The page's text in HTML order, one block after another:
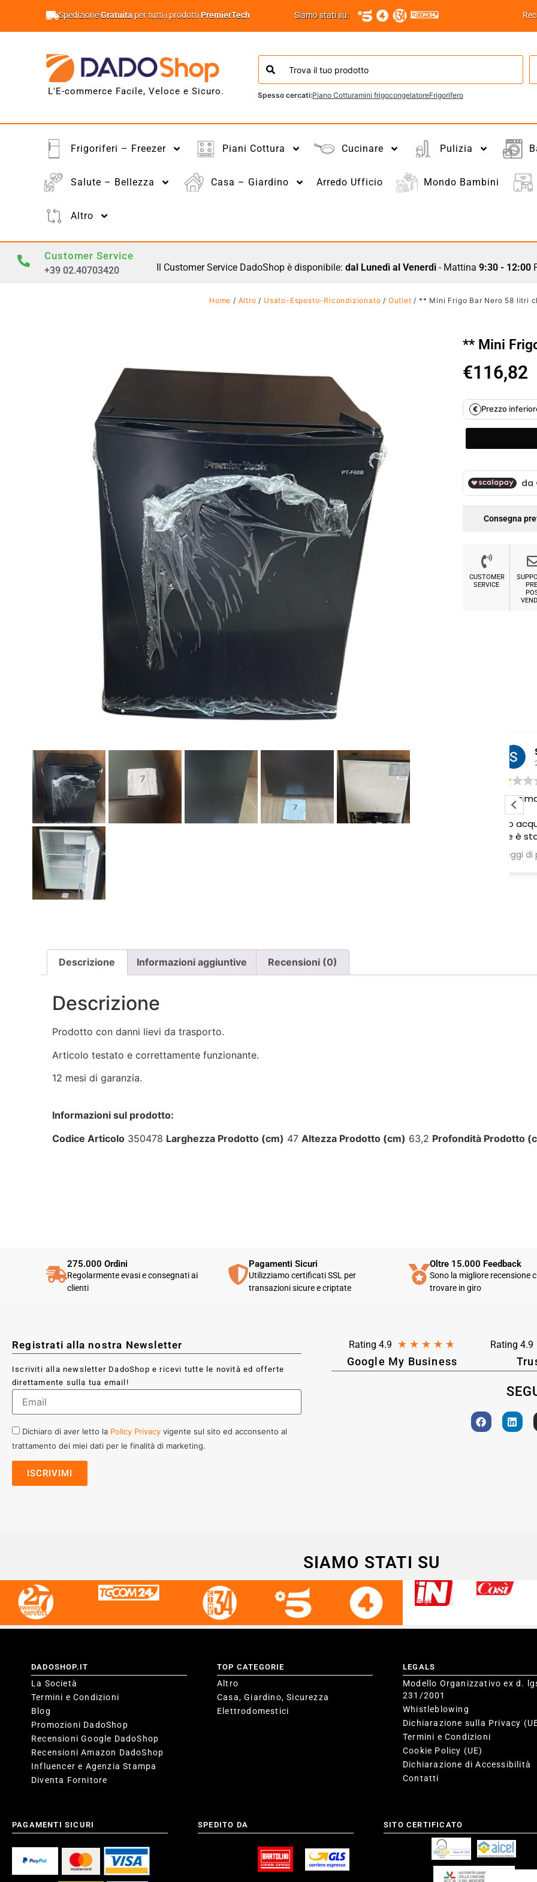
SpedizioneGratuita per tutti i prodottiPremierTech Siamo stati su:
L'E-commerce Facile, Veloce e Sicuro. Spesso cercati:Piano Cotturamini frigocongelatoreFrigorifero
Frigoriferi – Freezer Piani Cottura Cucinare Pulizia
Salute – Bellezza Casa – Giardino Arredo Ufficio Mondo Bambini
Altro
Customer Service
+39 02.40703420 Il Customer Service DadoShop è disponibile: dal Lunedì al Venerdì- Mattina 9:30 - 12:00
Home / Altro / Usato-Esposto-Ricondizionato / Outlet / ** Mini Frigo Bar Nero 58 litri
** Mini
€116,82
€ Prezzo
Consegna
CUSTOMER
SERVICE
Sabrina M.
2 settimane fa
Pessima esperienza.
Ho acquistato due poltrone, ma
stato comunicato che erano in
corriere. Da allora nessun
Descrizione Informazioni aggiuntive Recensioni (0)
Descrizione
Prodotto con danni lievi da trasporto.
Articolo testato e correttamente funzionante.
12 mesi di garanzia.
Informazioni sul prodotto:
Codice Articolo 350478 Larghezza Prodotto (cm) 47Altezza Prodotto (cm) 63,2 Profondità Prodotto
275.000 Ordini
Regolarmente evasi e consegnati ai
clienti
Pagamenti Sicuri
Utilizziamo certificati SSL per
transazioni sicure e criptate
Oltre 15.000 Feedback
Sono la migliore recensione
trovare in giro
Registrati alla nostra Newsletter
Iscriviti alla newsletter DadoShop e ricevi tutte le novità ed offerte
direttamente sulla tua email!
Dichiaro di aver letto la Policy Privacy vigente sul sito ed acconsento al
trattamento dei miei dati per le finalità di marketing.
Rating 4.9 ★ ★ ★ ★ ★
Google My Business
Rating 4.9
SIAMO STATI SU
DADOSHOP.IT
La Società
Termini e Condizioni
Blog
Promozioni DadoShop
Recensioni Google DadoShop
Recensioni Amazon DadoShop
Influencer e Agenzia Stampa
Diventa Fornitore
TOP CATEGORIE
Altro
Casa, Giardino, Sicurezza
Elettrodomestici
LEGALS
Modello Organizzativo ex d.
231/2001
Whistleblowing
Dichiarazione sulla Privacy
Termini e Condizioni
Cookie Policy (UE)
Dichiarazione di Accessibilità
Contatti
PAGAMENTI SICURI SPEDITO DA SITO CERTIFICATO